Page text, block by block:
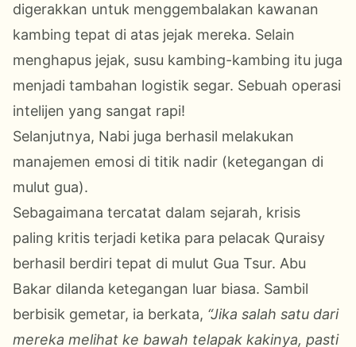
digerakkan untuk menggembalakan kawanan
kambing tepat di atas jejak mereka. Selain
menghapus jejak, susu kambing-kambing itu juga
menjadi tambahan logistik segar. Sebuah operasi
intelijen yang sangat rapi!
Selanjutnya, Nabi juga berhasil melakukan
manajemen emosi di titik nadir (ketegangan di
mulut gua).
Sebagaimana tercatat dalam sejarah, krisis
paling kritis terjadi ketika para pelacak Quraisy
berhasil berdiri tepat di mulut Gua Tsur. Abu
Bakar dilanda ketegangan luar biasa. Sambil
berbisik gemetar, ia berkata, “Jika salah satu dari
mereka melihat ke bawah telapak kakinya, pasti